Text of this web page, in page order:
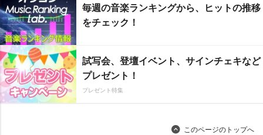
毎週の音楽ランキングから、ヒットの推移
をチェック！
試写会、登壇イベント、サインチェキなど
プレゼント！
プレゼント特集
このページのトップへ